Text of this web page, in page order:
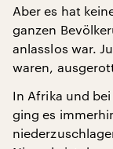
Aber es hat
ganzen
anlasslos war.
waren,
In Afrika und
ging es